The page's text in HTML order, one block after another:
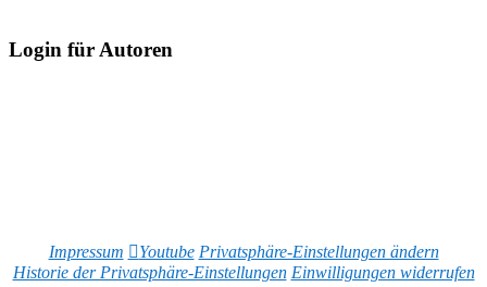
Login für Autoren
Impressum Youtube Privatsphäre-Einstellungen ändern
Historie der Privatsphäre-Einstellungen Einwilligungen widerrufen